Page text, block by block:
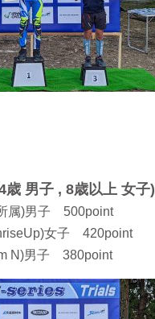
男子 , 8歳以上 女子)
属)男子 500point
女子 420point
N)男子 380point